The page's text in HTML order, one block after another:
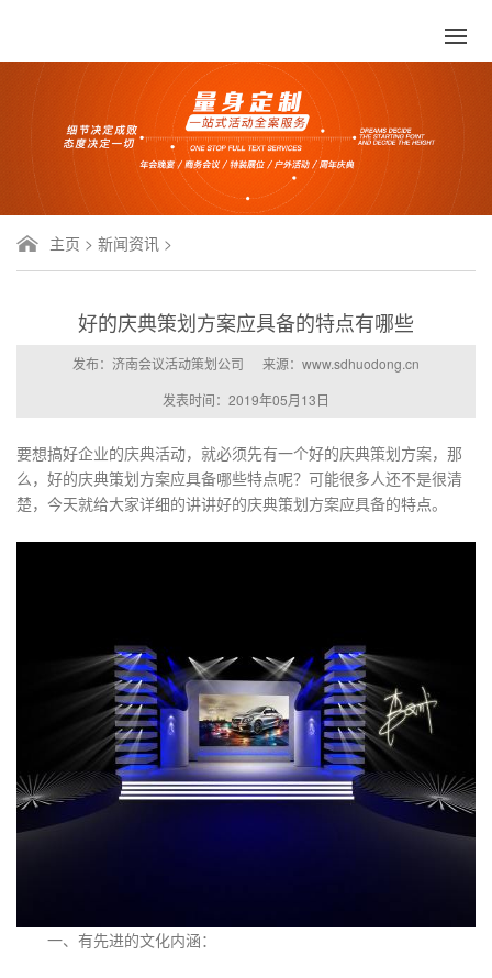
主页 > 新闻资讯 >
好的庆典策划方案应具备的特点有哪些
发布：济南会议活动策划公司
来源：www.sdhuodong.cn
发表时间：2019年05月13日
要想搞好企业的庆典活动，就必须先有一个好的庆典策划方案，那
么，好的庆典策划方案应具备哪些特点呢？可能很多人还不是很清
楚，今天就给大家详细的讲讲好的庆典策划方案应具备的特点。
一、有先进的文化内涵：